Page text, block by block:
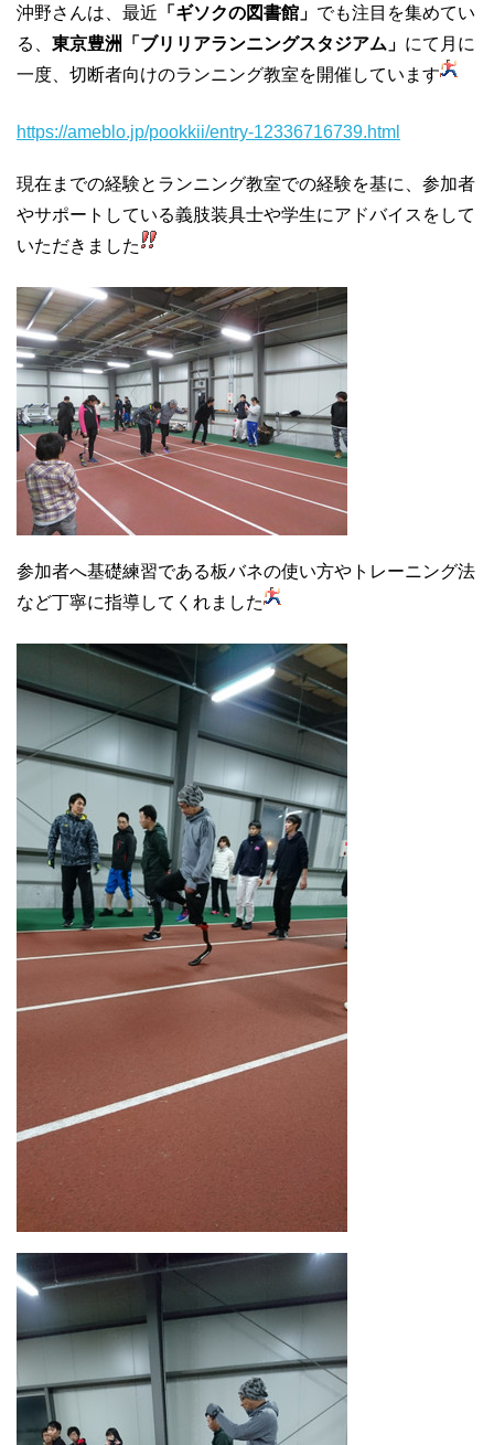
沖野さんは、最近 「ギソクの図書館」 でも注目を集めてい
る、 東京豊洲「ブリリアランニングスタジアム」 にて月に
一度、切断者向けのランニング教室を開催しています
https://ameblo.jp/pookkii/entry-12336716739.html
現在までの経験とランニング教室での経験を基に、参加者
やサポートしている義肢装具士や学生にアドバイスをして
いただきました
参加者へ基礎練習である板バネの使い方やトレーニング法
など丁寧に指導してくれました